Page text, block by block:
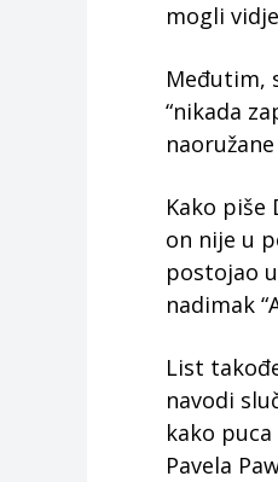
mogli
Međutim,
“nikada
Kako piše
on nije u
postojao
nadimak
List
navodi
kako
Pavela